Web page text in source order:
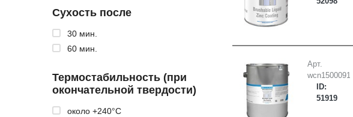
Сухость после
30 мин.
60 мин.
Термостабильность (при
окончательной твердости)
около +240°C
Арт.
wcn15000918
ID:
51919